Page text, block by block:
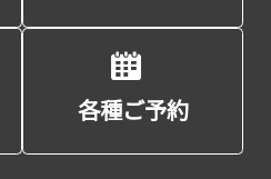
各種ご予約